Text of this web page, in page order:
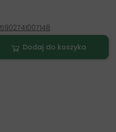
5902741007148
Dodaj do koszyka